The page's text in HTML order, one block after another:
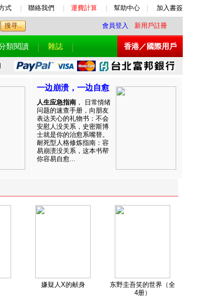
式 聯絡我們 運費計算 幫助中心 加入書簽
會員登入 新用戶註冊
類閱讀 雜誌 香港／國際用戶
一边崩溃，一边自愈
人生应急指南 ， 日常情绪
问题的速查手册，向朋友
表达关心的礼物书：不会
安慰人没关系，史密斯博
士就是你的治愈系嘴替。
耐死型人格修炼指南：容
易崩溃没关系，这本书帮
你容易自愈...
嫌疑人X的献身
东野圭吾笑的世界（全
4册）